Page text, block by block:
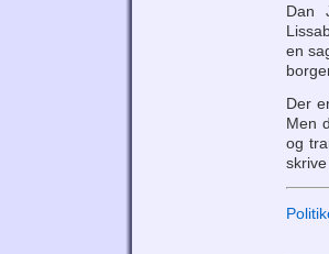
Dan
en
Der
Men
og